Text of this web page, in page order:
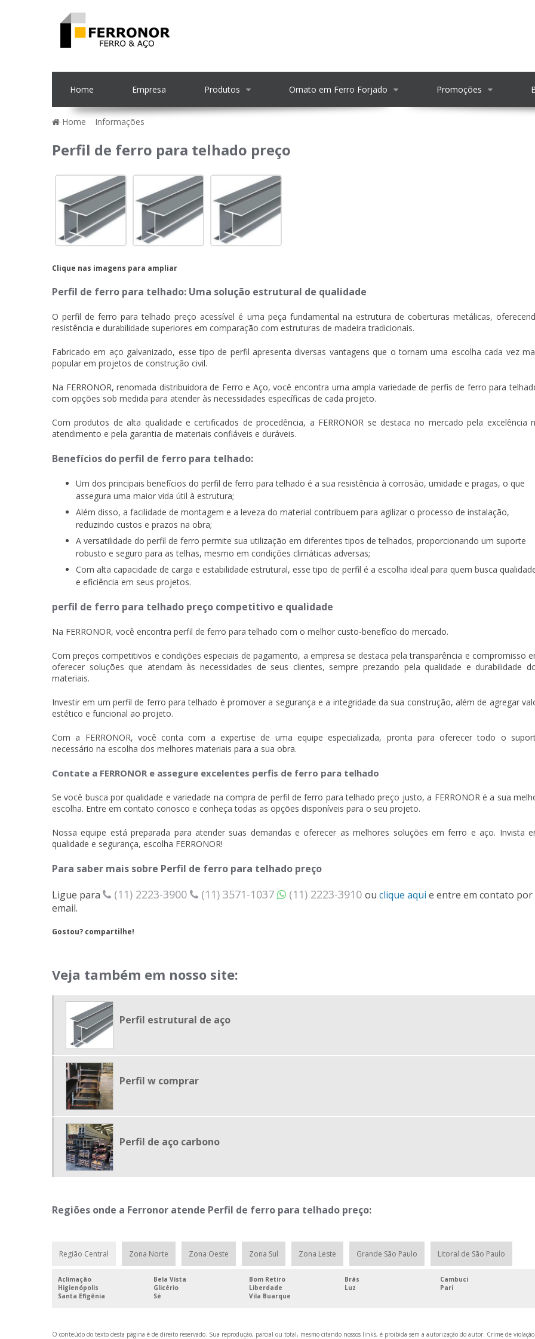
Home Empresa Produtos Ornato em Ferro Forjado Promoções
Home Informações
Perfil de ferro para telhado preço
Clique nas imagens para ampliar
Perfil de ferro para telhado: Uma solução estrutural de qualidade
Operfil de ferro para telhado preço acessível é uma peça fundamental na estrutura de coberturas metálicas,
resistência e durabilidade superiores em comparação com estruturas de madeira tradicionais.
Fabricado em aço galvanizado, esse tipo de perfil apresenta diversas vantagens que o tornam uma escolha cada vez
popular em projetos de construção civil.
Na FERRONOR, renomada distribuidora de Ferro e Aço, você encontra uma ampla variedade de perfis de ferro para
com opções sob medida para atender às necessidades específicas de cada projeto.
Com produtos de alta qualidade e certificados de procedência, a FERRONOR se destaca no mercado pela excelência
atendimento e pela garantia de materiais confiáveis e duráveis.
Benefícios do perfil de ferro para telhado:
Um dos principais benefícios do perfil de ferro para telhado é a sua resistência à corrosão, umidade e pragas, o que
assegura uma maior vida útil à estrutura;
Além disso, a facilidade de montagem e a leveza do material contribuem para agilizar o processo de instalação,
reduzindo custos e prazos na obra;
A versatilidade do perfil de ferro permite sua utilização em diferentes tipos de telhados, proporcionando um suporte
robusto e seguro para as telhas, mesmo em condições climáticas adversas;
Com alta capacidade de carga e estabilidade estrutural, esse tipo de perfil é a escolha ideal para quem busca
e eficiência em seus projetos.
perfil de ferro para telhado preço competitivo e qualidade
Na FERRONOR, você encontra perfil de ferro para telhado com o melhor custo-benefício do mercado.
Com preços competitivos e condições especiais de pagamento, a empresa se destaca pela transparência e compromisso
oferecer soluções que atendam às necessidades de seus clientes, sempre prezando pela qualidade e durabilidade
materiais.
Investir em um perfil de ferro para telhado é promover a segurança e a integridade da sua construção, além de agregar
estético e funcional ao projeto.
Com a FERRONOR, você conta com a expertise de uma equipe especializada, pronta para oferecer todo o
necessário na escolha dos melhores materiais para a sua obra.
Contate a FERRONOR e assegure excelentes perfis de ferro para telhado
Se você busca por qualidade e variedade na compra de perfil de ferro para telhado preço justo, a FERRONOR é a sua
escolha. Entre em contato conosco e conheça todas as opções disponíveis para o seu projeto.
Nossa equipe está preparada para atender suas demandas e oferecer as melhores soluções em ferro e aço. Invista
qualidade e segurança, escolha FERRONOR!
Para saber mais sobre Perfil de ferro para telhado preço
Ligue para
(11) 2223-3900 (11) 3571-1037 (11) 2223-3910 ou clique aqui e entre em contato por
email.
Gostou? compartilhe!
Veja também em nosso site:
Perfil estrutural de aço
Perfil w comprar
Perfil de aço carbono
Regiões onde a Ferronor atende Perfil de ferro para telhado preço:
Região Central Zona Norte Zona Oeste Zona Sul Zona Leste Grande São Paulo Litoral de São Paulo
Aclimação Bela Vista Bom Retiro Brás Cambuci
Higienópolis
Glicério Liberdade Luz Pari
Santa Efigênia
Sé Vila Buarque
O conteúdo do texto desta página é de direito reservado. Sua reprodução, parcial ou total, mesmo citando nossos links, é proibida sem a autorização do autor. Crime de